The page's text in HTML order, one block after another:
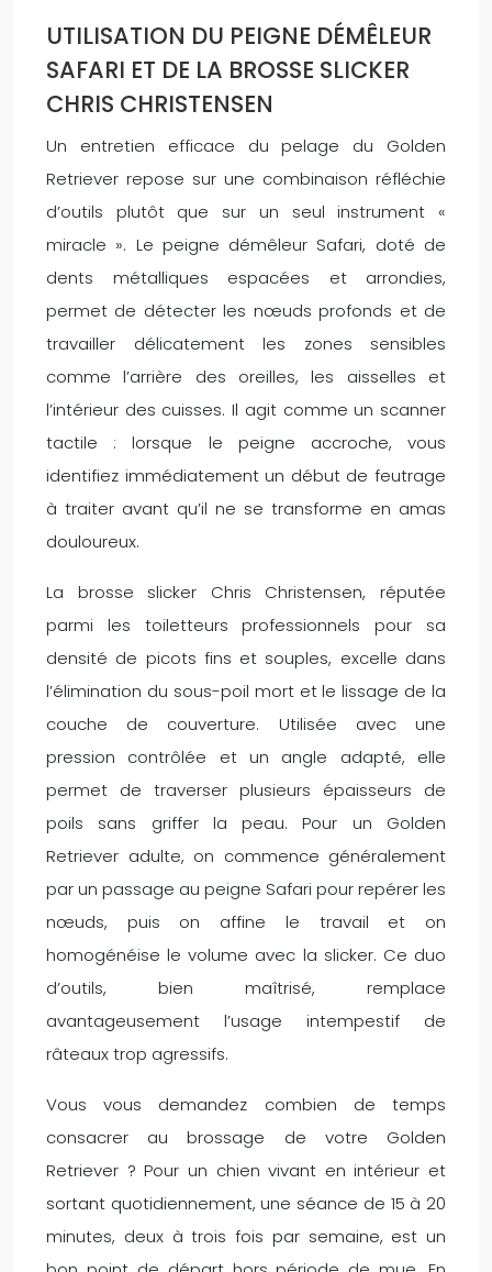
UTILISATION DU PEIGNE DÉMÊLEUR
SAFARI ET DE LA BROSSE SLICKER
CHRIS CHRISTENSEN
Un entretien efficace du pelage du Golden
Retriever repose sur une combinaison réfléchie
d’outils plutôt que sur un seul instrument «
miracle ». Le peigne démêleur Safari, doté de
dents métalliques espacées et arrondies,
permet de détecter les nœuds profonds et de
travailler délicatement les zones sensibles
comme l’arrière des oreilles, les aisselles et
l’intérieur des cuisses. Il agit comme un scanner
tactile : lorsque le peigne accroche, vous
identifiez immédiatement un début de feutrage
à traiter avant qu’il ne se transforme en amas
douloureux.
La brosse slicker Chris Christensen, réputée
parmi les toiletteurs professionnels pour sa
densité de picots fins et souples, excelle dans
l’élimination du sous-poil mort et le lissage de la
couche de couverture. Utilisée avec une
pression contrôlée et un angle adapté, elle
permet de traverser plusieurs épaisseurs de
poils sans griffer la peau. Pour un Golden
Retriever adulte, on commence généralement
par un passage au peigne Safari pour repérer les
nœuds, puis on affine le travail et on
homogénéise le volume avec la slicker. Ce duo
d’outils, bien maîtrisé, remplace
avantageusement l’usage intempestif de
râteaux trop agressifs.
Vous vous demandez combien de temps
consacrer au brossage de votre Golden
Retriever ? Pour un chien vivant en intérieur et
sortant quotidiennement, une séance de 15 à 20
minutes, deux à trois fois par semaine, est un